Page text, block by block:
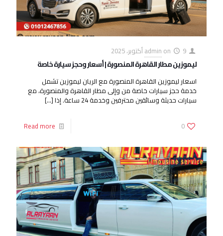
admin on 9 أكتوبر، 2025
ليموزين مطار القاهرة المنصورة | أسعار وحجز سيارة خاصة
اسعار ليموزين القاهرة المنصورة مع الريان ليموزين تشمل
خدمة حجز سيارات خاصة من وإلى مطار القاهرة والمنصورة، مع
سيارات حديثة وسائقين محترفين وخدمة 24 ساعة. إذا […]
0
Read more